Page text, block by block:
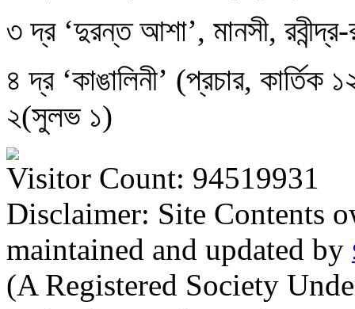
৩ দ্র ‘দুরন্ত আশা’, মানসী,
৪ দ্র ‘কাঙালিনী’ (প্রচার,
২(সুলভ ১)
Visitor Count: 94519931
Disclaimer: Site Contents
maintained and updated by
(A Registered Society